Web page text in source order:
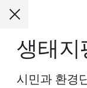
생태지
시민과 환경